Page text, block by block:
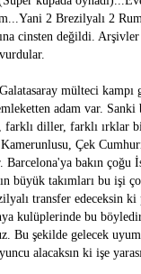
2 Brezilyalı 2
cinsten değildi.
mülteci
adam var.
diller, farklı ırklar
Çek
bakın çoğu
büyük takımları bu işi
transfer edeceksin
kulüplerinde bu
Bu şekilde gelecek
alacaksın ki işe